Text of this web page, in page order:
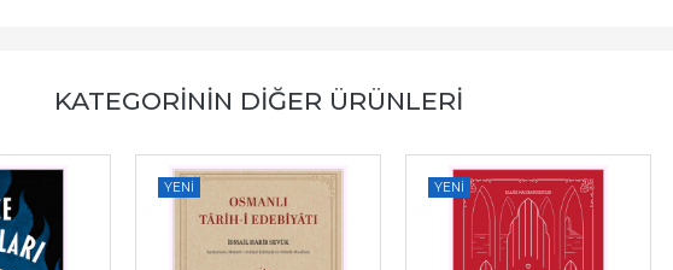
KATEGORININ DIĞER ÜRÜNLERI
YENI YENI